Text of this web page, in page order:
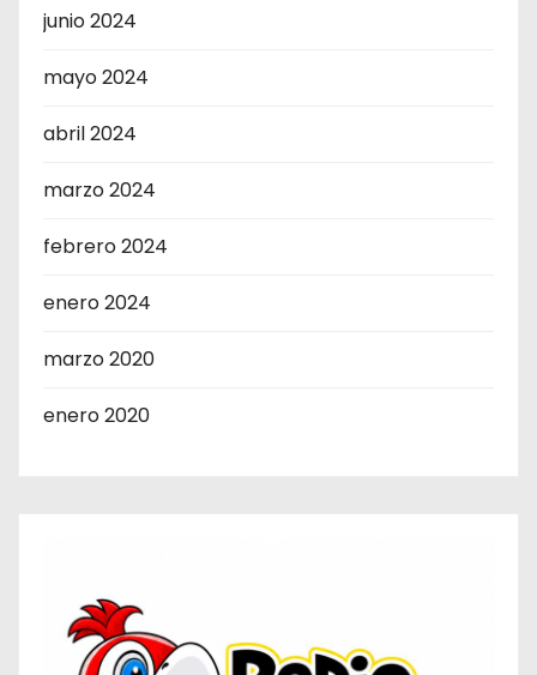
junio 2024
mayo 2024
abril 2024
marzo 2024
febrero 2024
enero 2024
marzo 2020
enero 2020